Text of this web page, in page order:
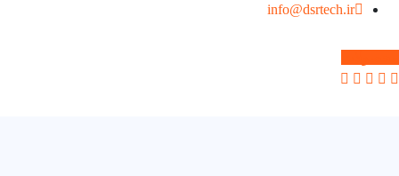
info@dsrtech.ir